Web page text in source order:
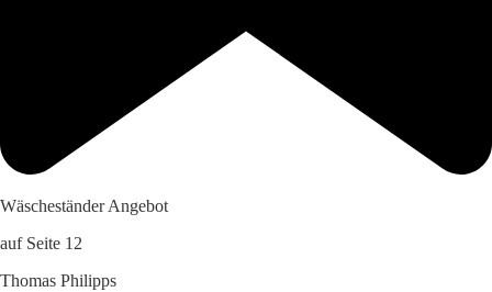
Wäscheständer Angebot
auf Seite 12
Thomas Philipps